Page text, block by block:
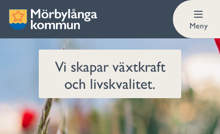
Meny
Vi skapar växtkraft
och livskvalitet.